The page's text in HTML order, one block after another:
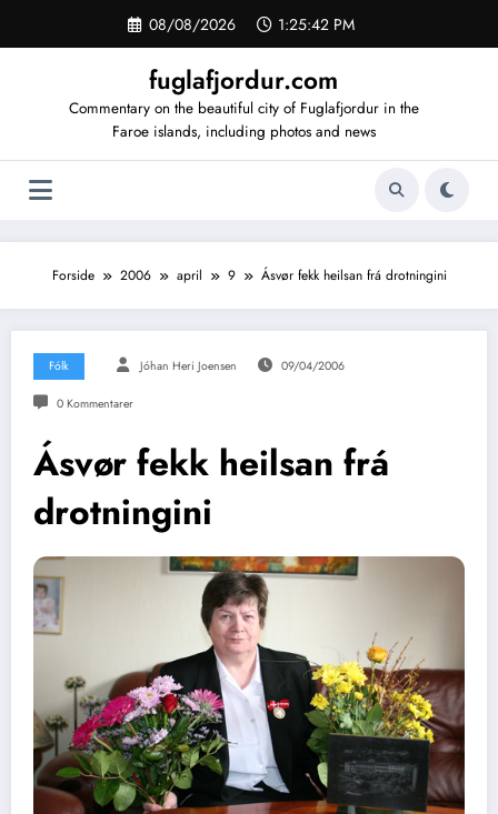
indhold
08/08/2026 1:25:43 PM
fuglafjordur.com
Commentary on the beautiful city of Fuglafjordur in the
Faroe islands, including photos and news
Forside 2006 april 9 Ásvør fekk heilsan frá drotningini
Fólk Jóhan Heri Joensen 09/04/2006
0 Kommentarer
Ásvør fekk heilsan frá
drotningini